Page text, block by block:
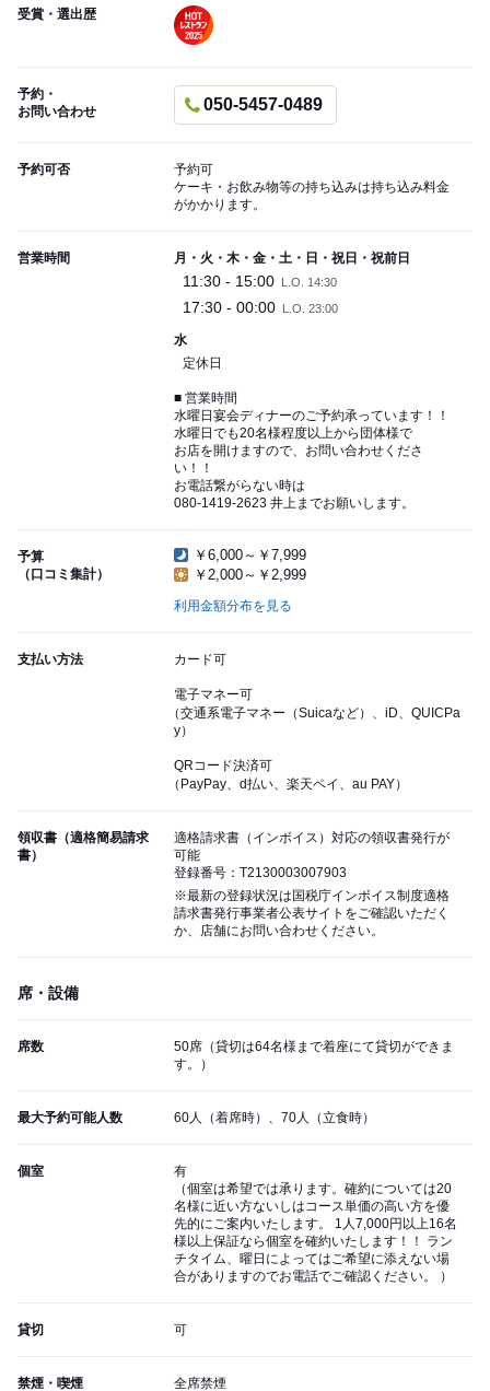
受賞・選出歴
予約・
お問い合わせ
050-5457-0489
予約可否
予約可
ケーキ・お飲み物等の持ち込みは持ち込み料金
がかかります。
営業時間 月・火・木・金・土・日・祝日・祝前日
11:30 - 15:00 L.O. 14:30
17:30 - 00:00 L.O. 23:00
水
定休日
■ 営業時間
水曜日宴会ディナーのご予約承っています！！
水曜日でも20名様程度以上から団体様で
お店を開けますので、お問い合わせくださ
い！！
お電話繋がらない時は
080-1419-2623 井上までお願いします。
予算
（口コミ集計）
￥6,000～￥7,999
￥2,000～￥2,999
利用金額分布を見る
支払い方法 カード可
電子マネー可
（交通系電子マネー（Suicaなど）、iD、QUICPa
y）
QRコード決済可
（PayPay、d払い、楽天ペイ、au PAY）
領収書（適格簡易請求
書）
適格請求書（インボイス）対応の領収書発行が
可能
登録番号：T2130003007903
※最新の登録状況は国税庁インボイス制度適格
請求書発行事業者公表サイトをご確認いただく
か、店舗にお問い合わせください。
席・設備
席数
50席（貸切は64名様まで着座にて貸切ができま
す。）
最大予約可能人数 60人（着席時）、70人（立食時）
個室
有
（個室は希望では承ります。確約については20
名様に近い方ないしはコース単価の高い方を優
先的にご案内いたします。 1人7,000円以上16名
様以上保証なら個室を確約いたします！！ ラン
チタイム、曜日によってはご希望に添えない場
合がありますのでお電話でご確認ください。 ）
貸切 可
禁煙・喫煙 全席禁煙